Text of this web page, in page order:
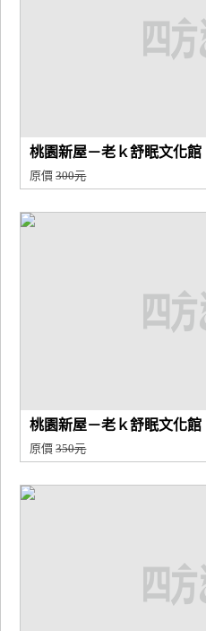
桃園新屋－老ｋ舒眠文化
原價300元
桃園新屋－老ｋ舒眠文化
原價350元